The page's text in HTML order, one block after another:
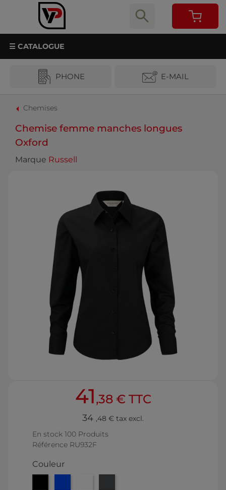
☰ CATALOGUE
PHONE E-MAIL
Chemises
Chemise femme manches longues
Oxford
Marque Russell
41,38 € TTC
34 ,48 € tax excl.
En stock 100 Produits
Référence RU932F
Couleur